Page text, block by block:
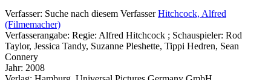
Verfasser: Suche nach diesem Verfasser Hitchcock, Alfred
(Filmemacher)
Verfasserangabe: Regie: Alfred Hitchcock ; Schauspieler: Rod
Taylor, Jessica Tandy, Suzanne Pleshette, Tippi Hedren, Sean
Connery
Jahr: 2008